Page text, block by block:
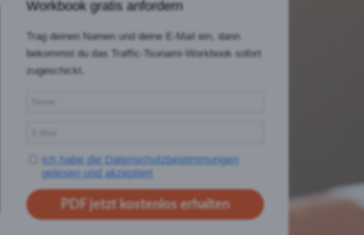
Workbook gratis anfordern
Trag deinen Namen und deine E-Mail ein, dann
bekommst du das Traffic-Tsunami-Workbook sofort
zugeschickt.
Ich habe die Datenschutzbestimmungen
gelesen und akzeptiert
PDF jetzt kostenlos erhalten